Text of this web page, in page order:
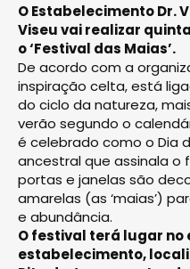
O Estabelecimento Dr.
Viseu vai realizar
o ‘Festival das Maias’.
De acordo com a
inspiração celta, está
do ciclo da natureza,
verão segundo o
é celebrado como o Dia
ancestral que assinala o
portas e janelas são
amarelas (as ‘maias’)
e abundância.
O festival terá lugar no
estabelecimento,